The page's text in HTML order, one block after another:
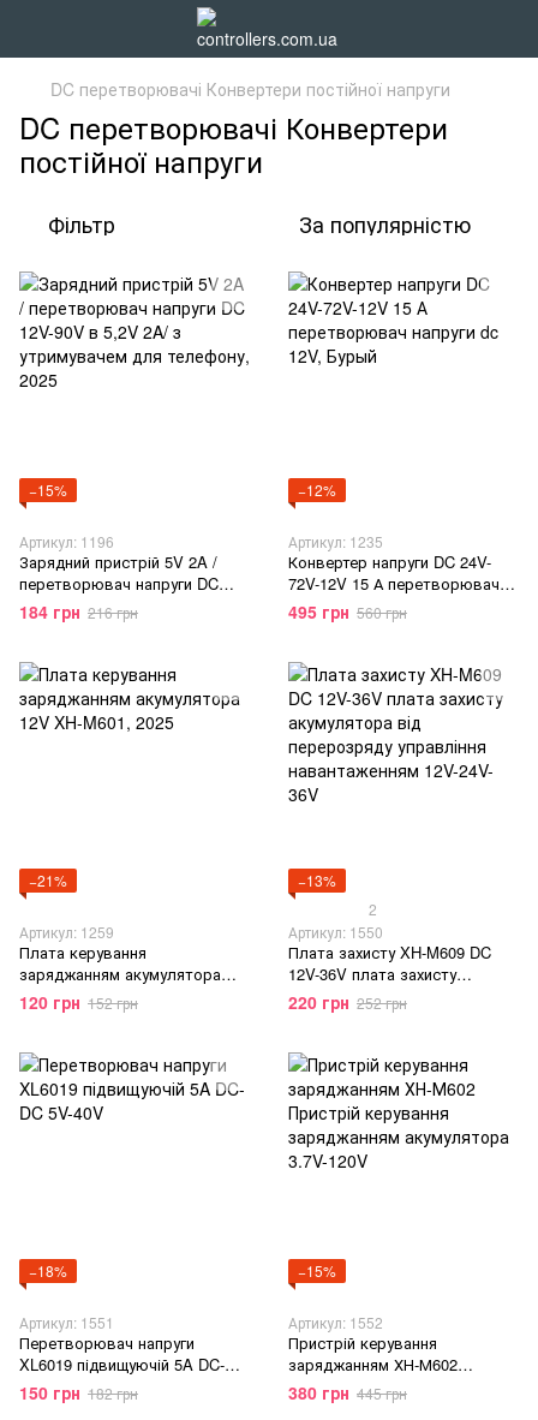
DC перетворювачі Конвертери постійної напруги
DC перетворювачі Конвертери
постійної напруги
Фільтр За популярністю
−15%
Артикул: 1196
Зарядний пристрій 5V 2A /
перетворювач напруги DC
12V-90V в 5,2V 2A/ з
утримувачем для телефону,
184 грн 216 грн
−12%
Артикул: 1235
Конвертер напруги DC 24V-
72V-12V 15 А перетворювач
напруги dc 12V, Бурый
495 грн 560 грн
−21%
Артикул: 1259
Плата керування
заряджанням акумулятора
12V XH-M601, 2025
120 грн 152 грн
−13%
2
Артикул: 1550
Плата захисту XH-M609 DC
12V-36V плата захисту
акумулятора від перерозряду
управління навантаженням
220 грн 252 грн
−18%
Артикул: 1551
Перетворювач напруги
XL6019 підвищуючій 5A DC-DC
5V-40V
150 грн 182 грн
−15%
Артикул: 1552
Пристрій керування
заряджанням ХН-М602
Пристрій керування
заряджанням акумулятора
380 грн 445 грн